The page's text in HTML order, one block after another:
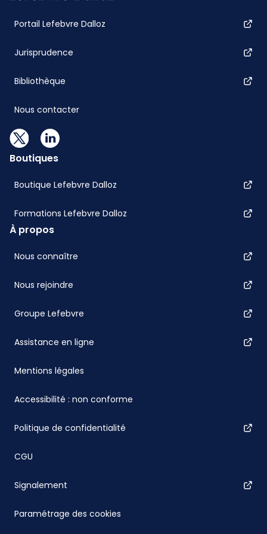
Portail Lefebvre Dalloz
Jurisprudence
Bibliothèque
Nous contacter
Boutiques
Boutique Lefebvre Dalloz
Formations Lefebvre Dalloz
À propos
Nous connaître
Nous rejoindre
Groupe Lefebvre
Assistance en ligne
Mentions légales
Accessibilité : non conforme
Politique de confidentialité
CGU
Signalement
Paramétrage des cookies